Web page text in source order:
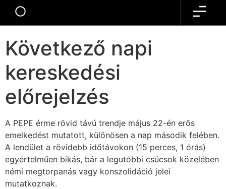
AI PEPE
Következő napi
kereskedési
előrejelzés
A PEPE érme rövid távú trendje május 22-én erős
emelkedést mutatott, különösen a nap második felében.
A lendület a rövidebb időtávokon (15 perces, 1 órás)
egyértelműen bikás, bár a legutóbbi csúcsok közelében
némi megtorpanás vagy konszolidáció jelei
mutatkoznak.